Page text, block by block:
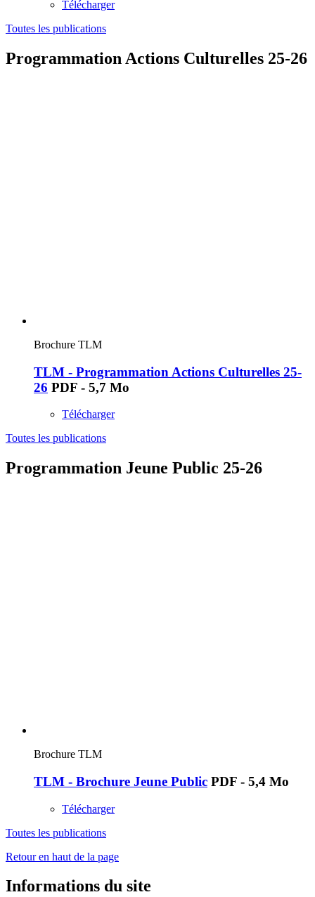
Télécharger
Toutes les publications
Programmation Actions Culturelles 25-26
Brochure TLM
TLM - Programmation Actions Culturelles 25-
26 PDF - 5,7 Mo
Télécharger
Toutes les publications
Programmation Jeune Public 25-26
Brochure TLM
TLM - Brochure Jeune Public PDF - 5,4 Mo
Télécharger
Toutes les publications
Retour en haut de la page
Informations du site